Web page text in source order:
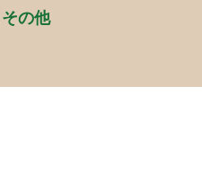
その他